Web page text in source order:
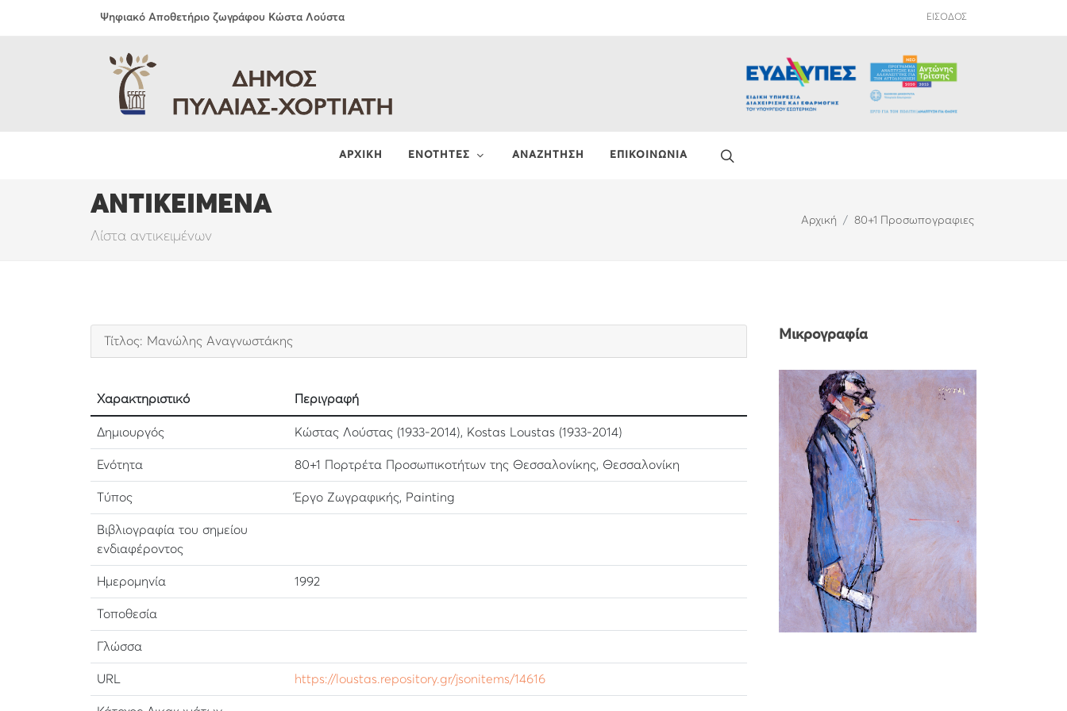
Ψηφιακό Αποθετήριο ζωγράφου Κώστα Λούστα ΕΙΣΟΔΟΣ
ΑΡΧΙΚΗ ΕΝΟΤΗΤΕΣ ΑΝΑΖΗΤΗΣΗ ΕΠΙΚΟΙΝΩΝΙΑ
ΑΝΤΙΚΕΙΜΕΝΑ
Λίστα αντικειμένων
Αρχική 80+1 Προσωπογραφιες
Τίτλος: Μανώλης Αναγνωστάκης
Χαρακτηριστικό Περιγραφή
Δημιουργός Κώστας Λούστας (1933-2014), Kostas Loustas (1933-2014)
Ενότητα 80+1 Πορτρέτα Προσωπικοτήτων της Θεσσαλονίκης, Θεσσαλονίκη
Τύπος Έργο Ζωγραφικής, Painting
Βιβλιογραφία του σημείου
ενδιαφέροντος
Ημερομηνία 1992
Τοποθεσία
Γλώσσα
URL https://loustas.repository.gr/jsonitems/14616
Μικρογραφία